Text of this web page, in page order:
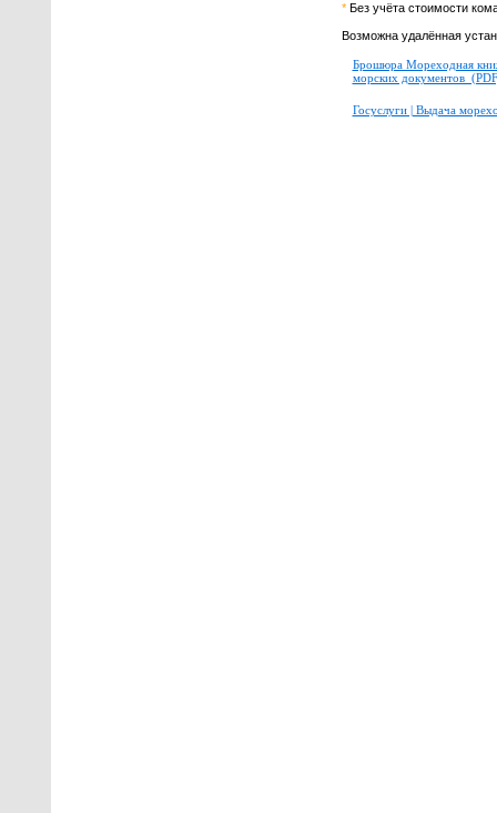
* Без учёта стоимости
Возможна удалённая
Брошюра Мореходная
морских документов
Госуслуги | Выдача